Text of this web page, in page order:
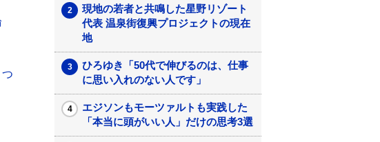
現地の若者と共鳴した星野リゾート
代表 温泉街復興プロジェクトの現在
地
ひろゆき「50代で伸びるのは、仕事
に思い入れのない人です」
エジソンもモーツァルトも実践した
「本当に頭がいい人」だけの思考3選